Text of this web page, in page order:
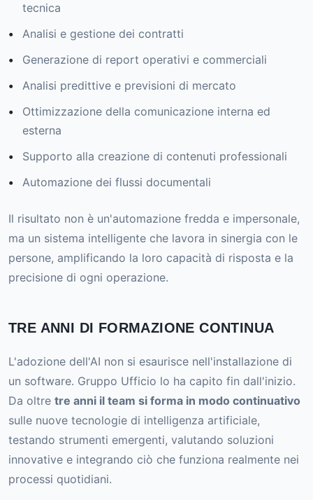
tecnica
Analisi e gestione dei contratti
Generazione di report operativi e commerciali
Analisi predittive e previsioni di mercato
Ottimizzazione della comunicazione interna ed
esterna
Supporto alla creazione di contenuti professionali
Automazione dei flussi documentali
Il risultato non è un'automazione fredda e impersonale,
ma un sistema intelligente che lavora in sinergia con le
persone, amplificando la loro capacità di risposta e la
precisione di ogni operazione.
TRE ANNI DI FORMAZIONE CONTINUA
L'adozione dell'AI non si esaurisce nell'installazione di
un software. Gruppo Ufficio lo ha capito fin dall'inizio.
Da oltre tre anni il team si forma in modo continuativo
sulle nuove tecnologie di intelligenza artificiale,
testando strumenti emergenti, valutando soluzioni
innovative e integrando ciò che funziona realmente nei
processi quotidiani.